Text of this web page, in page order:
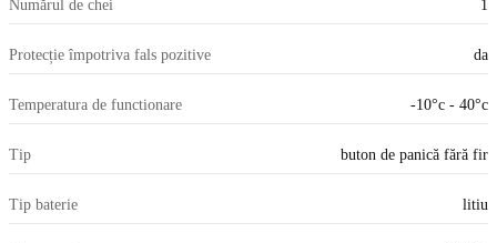
Numărul de chei 1
Protecție împotriva fals pozitive da
Temperatura de functionare -10°c - 40°c
Tip buton de panică fără fir
Tip baterie litiu